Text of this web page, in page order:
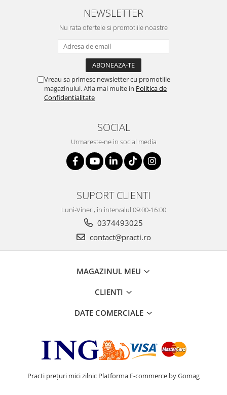
NEWSLETTER
Nu rata ofertele si promotiile noastre
Vreau sa primesc newsletter cu promotiile
magazinului. Afla mai multe in Politica de
Confidentialitate
SOCIAL
Urmareste-ne in social media
SUPORT CLIENTI
Luni-Vineri, în intervalul 09:00-16:00
0374493025
contact@practi.ro
MAGAZINUL MEU
CLIENTI
DATE COMERCIALE
Practi prețuri mici zilnic Platforma E-commerce by Gomag